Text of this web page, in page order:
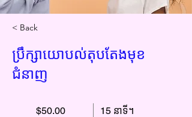
< Back
ប្រឹក្សាយោបល់តុបតែងមុខ
ជំនាញ
$50.00 15 នាទី។